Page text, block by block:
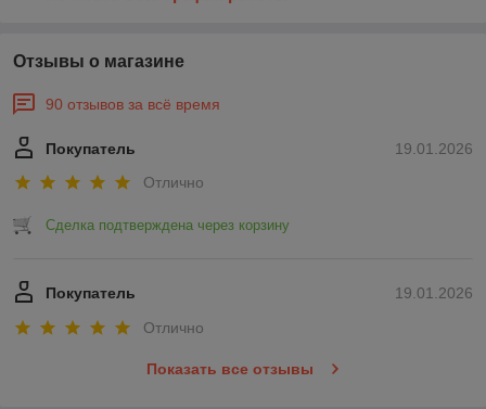
Отзывы о магазине
90 отзывов за всё время
19.01.2026
Покупатель
Отлично
Сделка подтверждена через корзину
19.01.2026
Покупатель
Отлично
Показать все отзывы